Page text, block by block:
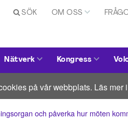
SÖK OM OSS
Nätverk Kongress
på vår webbplats. Läs mer
och påverka hur möten